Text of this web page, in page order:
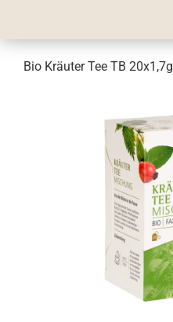
Bio Kräuter Tee TB 20x1,7g